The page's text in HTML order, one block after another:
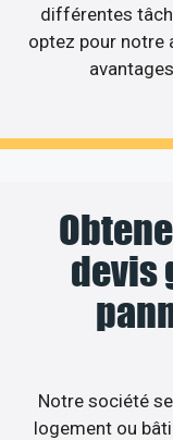
différentes
optez pour notre
devis
Notre société
logement ou